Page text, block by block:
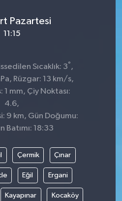
Pazartesi
11:15
Sıcaklık: 3° ,
Rüzgar: 13 km/s,
1 mm, Çiy Noktası:
4.6,
9 km, Gün Doğumu:
Batımı: 18:33
Çermik Çınar
Eğil Ergani
Kayapınar Kocaköy